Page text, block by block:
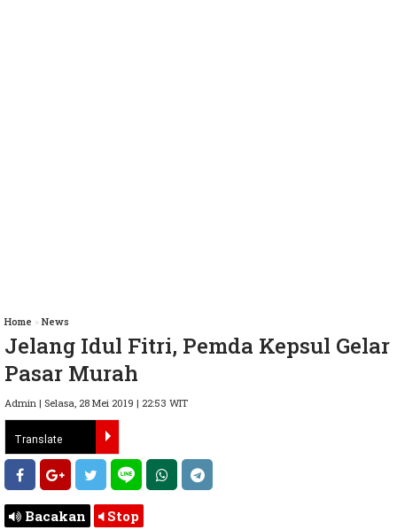
Home » News
Jelang Idul Fitri, Pemda Kepsul Gelar
Pasar Murah
Admin | Selasa, 28 Mei 2019 | 22:53 WIT
Bacakan Stop